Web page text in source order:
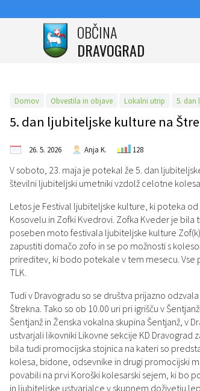
OBČINA
DRAVOGRAD
Domov Obvestila in objave Lokalni utrip 5. dan
5. dan ljubiteljske kulture na
26. 5. 2026 Anja K. 128
V soboto, 23. maja je potekal že 5. dan
številni ljubiteljski umetniki vzdolž celotne
Letos je Festival ljubiteljske kulture, ki poteka
Kosovelu in Zofki Kvedrovi. Zofka Kveder je
poseben moto festivala ljubiteljske kulture
zapustiti domačo zofo in se po možnosti s
prireditev, ki bodo potekale v tem mesecu.
TLK.
Tudi v Dravogradu so se društva prijazno
Štrekna. Tako so ob 10.00 uri pri igrišču v
Šentjanž in Ženska vokalna skupina Šentjanž, v
ustvarjali likovniki Likovne sekcije KD
bila tudi promocijska stojnica na kateri so
kolesa, bidone, odsevnike in drugi promocijski
povabili na prvi Koroški kolesarski sejem, ki bo
in ljubiteljske ustvarjalce v skupnem doživetju
OBČINA
Predstavitev občine
Občinski praznik
Krajevne skupnosti
Varstvo osebnih podatkov
Katalog informacij javnega značaja
Fotogalerija
Organigram
Katalog informacij javnega značaja
ORGANI OBČINE
Podžupan občine
Nadzorni odbor
Civilna zaščita in reševanje
Sosvet Občine Dravograd in Policijske postaje
Svet koroške regije
OBČINSKI SVET
Seje občinskega sveta
OBČINSKA UPRAVA
Imenik zaposlenih
OBVESTILA IN OBJAVE
Novice in objave
Za dojenju prijazno mesto
Dogodki in prireditve
Zapore cest
Varuhov kotiček
Lokalne volitve
Projekti in investicije
E-OBČINA
Predlogi in pobude
Bodite obveščeni
LOKALNO
Javni zavodi
Dravograd zdravo mesto
Slovo naših občanov
TURIZEM
O turizmu
Posebnosti in poti
Gostinstvo
Prenočišča
3D model
3D predstavitev občine
Virtualna panorama
Za pričetek iskanja kliknite na